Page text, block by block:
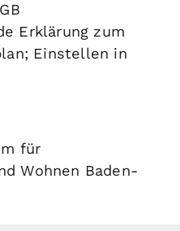
Erklärung zum
Einstellen in
für
Wohnen Baden-